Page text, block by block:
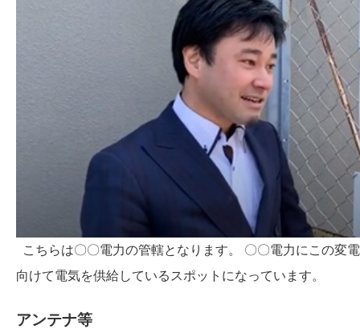
こちらは〇〇電力の管轄となります。 〇〇電力にこの変
向けて電気を供給しているスポットになっています。
アンテナ等